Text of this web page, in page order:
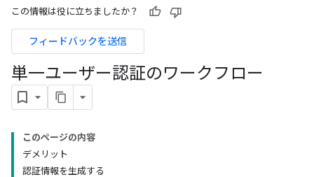
この情報は役に立ちましたか？
フィードバックを送信
単一ユーザー認証のワークフロー
このページの内容
デメリット
認証情報を生成する